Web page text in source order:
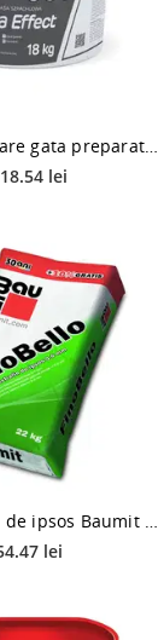
lei
lei